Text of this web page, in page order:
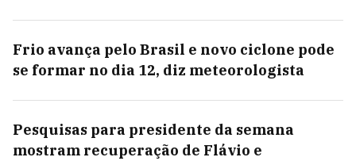
Frio avança pelo Brasil e novo ciclone pode
se formar no dia 12, diz meteorologista
Pesquisas para presidente da semana
mostram recuperação de Flávio e